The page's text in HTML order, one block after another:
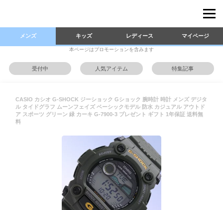
メンズ キッズ レディース マイページ
本ページはプロモーションを含みます
受付中 人気アイテム 特集記事
CASIO カシオ G-SHOCK ジーショック Gショック 腕時計 時計 メンズ デジタ
ル タイドグラフ ムーンフェイズ ベーシックモデル 防水 カジュアル アウトド
ア スポーツ グリーン 緑 カーキ G-7900-3 プレゼント ギフト 1年保証 送料無
料